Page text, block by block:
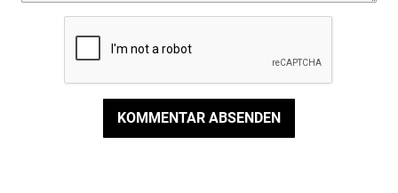
KOMMENTAR ABSENDEN